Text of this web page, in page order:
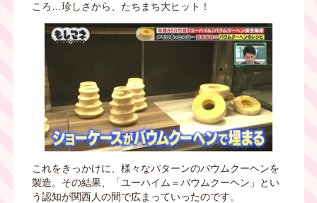
ころ…珍しさから、たちまち大ヒット！
これをきっかけに、様々なパターンのバウムクーヘンを
製造。その結果、「ユーハイム＝バウムクーヘン」とい
う認知が関西人の間で広まっていったのです。